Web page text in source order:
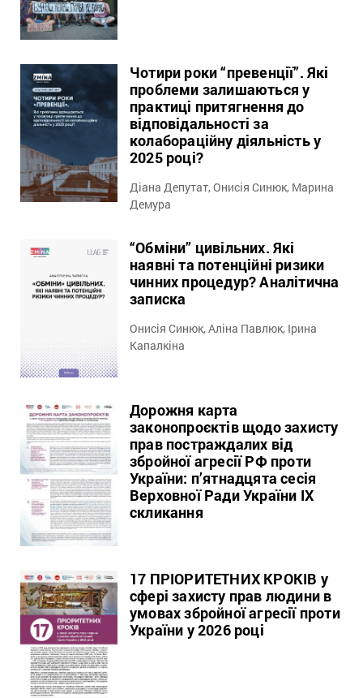
Чотири роки “превенції”. Які
проблеми залишаються у
практиці притягнення до
відповідальності за
колабораційну діяльність у
2025 році?
Діана Депутат, Онисія Синюк, Марина
Демура
“Обміни” цивільних. Які
наявні та потенційні ризики
чинних процедур? Аналітична
записка
Онисія Синюк, Аліна Павлюк, Ірина
Капалкіна
Дорожня карта
законопроєктів щодо захисту
прав постраждалих від
збройної агресії РФ проти
України: п’ятнадцята сесія
Верховної Ради України IX
скликання
17 ПРІОРИТЕТНИХ КРОКІВ у
сфері захисту прав людини в
умовах збройної агресії проти
України у 2026 році